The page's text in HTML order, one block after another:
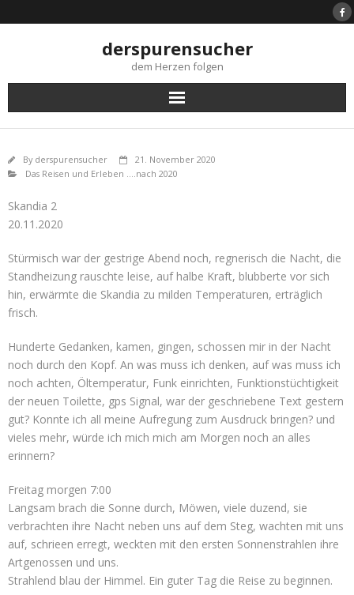
to
derspurensucher
dem Herzen folgen
By derspurensucher
21. November 2020
Das Reisen und Erleben ....nach 2020
Skandia 2
20.11.2020
Stürmisch war der gestrige Abend noch, regnerisch die Nacht, die
Standheizung rauschte leise, auf halbe Kraft, blubberte vor sich
hin, erwärmte die Skandia zu milden Temperaturen, erträglich
frisch.
Hunderte Gedanken, kamen, gingen, schossen mir in der Nacht
noch durch den Kopf. An was muss ich denken, auf was muss ich
noch achten, Öltemperatur, Funk einrichten, Funktionstüchtigkeit
der neuen Toilette, gps Signal, war der geschriebene Text gestern
gut? Konnte ich all meine Aufregung zum Ausdruck bringen? und
vieles mehr, würde ich mich mich am Morgen noch an alles
erinnern?
Freitag morgen 7:00
Langsam brach die Sonne durch, Möwen, viele duzend, sie
verbrachten ihre Nacht neben uns auf dem Steg, wachten mit uns
auf, schrieen erregt, weckten mit den ersten Sonnenstrahlen ihre
Artgenossen und uns.
Strahlend blau der Himmel. Ein guter Tag die Reise zu beginnen.